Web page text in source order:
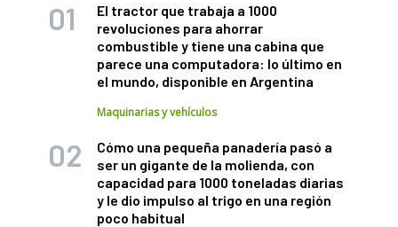
El tractor que trabaja a 1000
revoluciones para ahorrar
combustible y tiene una cabina que
parece una computadora: lo último en
el mundo, disponible en Argentina
Maquinarias y vehículos
Cómo una pequeña panadería pasó a
ser un gigante de la molienda, con
capacidad para 1000 toneladas diarias
y le dio impulso al trigo en una región
poco habitual